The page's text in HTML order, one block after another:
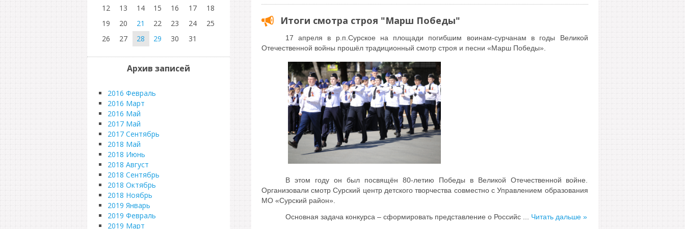
Итоги смотра строя "Марш Победы"
17 апреля в р.п.Сурское на площади погибшим воинам-сурчанам в годы Великой
Отечественной войны прошёл традиционный смотр строя и песни «Марш Победы».
В этом году он был посвящён 80-летию Победы в Великой Отечественной войне.
Организовали смотр Сурский центр детского творчества совместно с Управлением образования
МО «Сурский район».
Основная задача конкурса – сформировать представление о Российс
Читать дальше »
12
13 14 15 16 17
18
19
20 21 22 23 24
25
26
27 28 29 30 31
Архив записей
2016 Февраль
2016 Март
2016 Май
2017 Май
2017 Сентябрь
2018 Май
2018 Июнь
2018 Август
2018 Сентябрь
2018 Октябрь
2018 Ноябрь
2019 Январь
2019 Февраль
2019 Март